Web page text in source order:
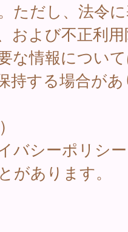
ただし、法令
および不正利
な情報につい
持する場合が
バシーポリシ
があります。